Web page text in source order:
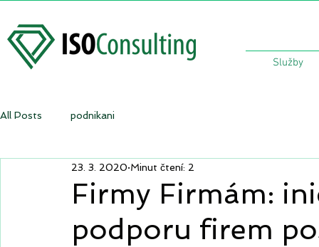
Služby
All Posts podnikani
Firmy Firmám:
podporu firem
23. 3. 2020 Minut čtení: 2